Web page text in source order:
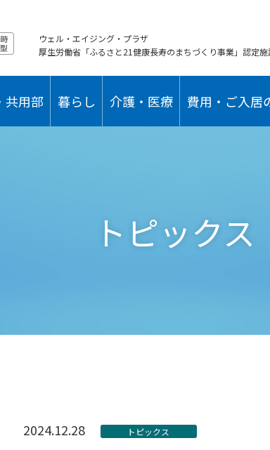
ウェル・エイジング・プラザ
厚生労働省「ふるさと21健康長寿のまちづくり事業」認定施
共用部 暮らし 介護・医療 費用・ご入居
トピックス
2024.12.28 トピックス